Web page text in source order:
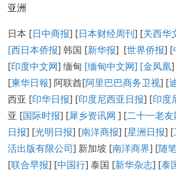
亚洲
日本 [日中商报] [日本财经周刊] [关西华
[西日本侨报] 韩国 [新华报] [世界侨报] [
[印度中文网] 缅甸 [缅甸中文网] [金凤凰
[柬华日報] 阿联酋[阿里巴巴商务卫视] [
西亚 [印华日报] [印度尼西亚日报] [印度
亚 [国际时报] [犀乡资讯网 ] [二十一老
日报] [光明日报] [南洋商报] [星洲日报] [
活出版有限公司] 新加坡 [南洋商界] [随
[联合早报] [中国行] 泰国 [新华杂志] [泰